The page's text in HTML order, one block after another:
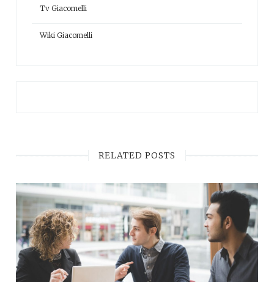
Tv Giacomelli
Wiki Giacomelli
RELATED POSTS